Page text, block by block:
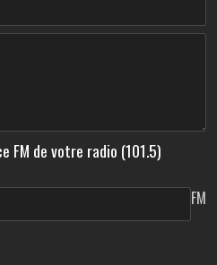
FM de votre radio (101.5)
FM